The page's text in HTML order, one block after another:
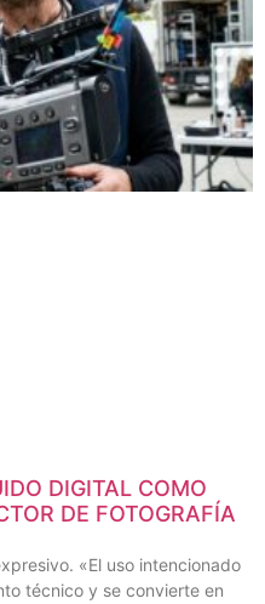
DIGITAL COMO
DE FOTOGRAFÍA
«El uso intencionado
técnico y se convierte en